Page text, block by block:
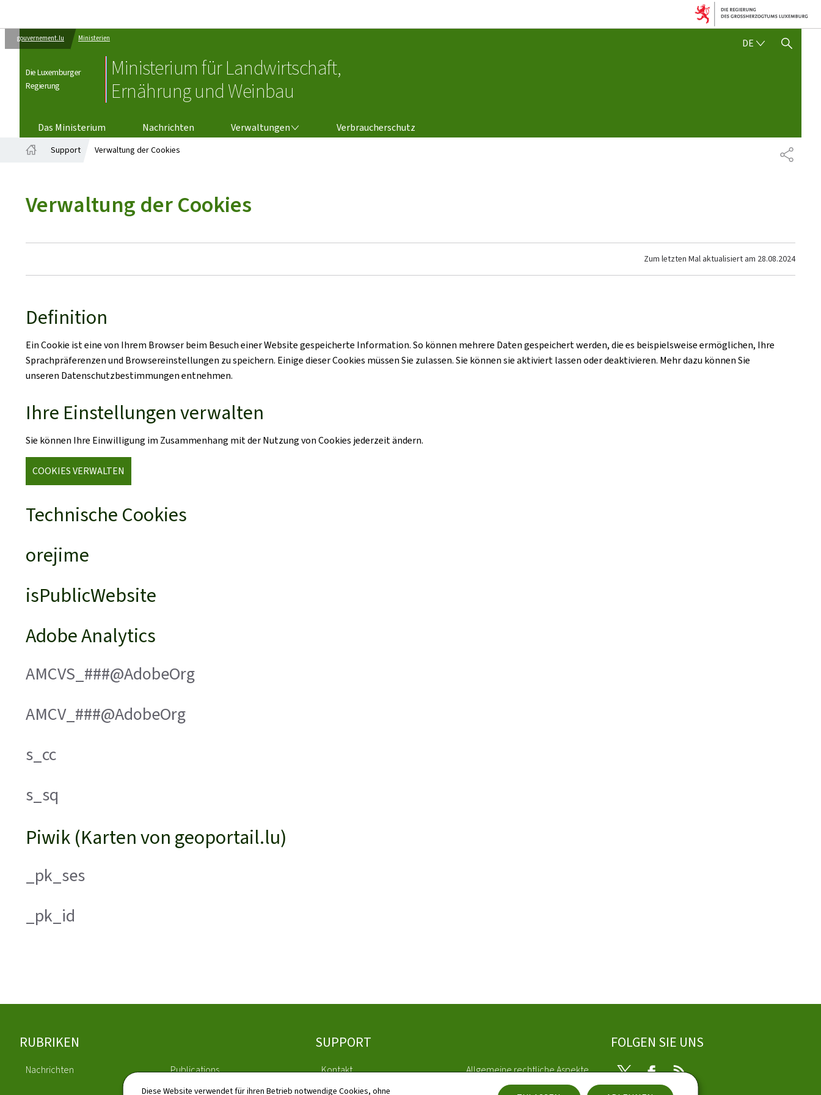
Diese Website verwendet für ihren Betrieb notwendige Cookies, ohne
gouvernement.lu Ministerien
Die Luxemburger
Regierung
Ministerium für Landwirtschaft,
Ernährung und Weinbau
DE DEUTSCH
SUCHFLED ANZEIGEN /
Das Ministerium Nachrichten Verwaltungen
Verbraucherschutz
TEILEN
Support Verwaltung der Cookies
Verwaltung der Cookies
Zum letzten Mal aktualisiert am 28.08.2024
Definition
Ein Cookie ist eine von Ihrem Browser beim Besuch einer Website gespeicherte Information. So können mehrere Daten gespeichert werden, die es beispielsweise ermöglichen, Ihre
Sprachpräferenzen und Browsereinstellungen zu speichern. Einige dieser Cookies müssen Sie zulassen. Sie können sie aktiviert lassen oder deaktivieren. Mehr dazu können Sie
unseren Datenschutzbestimmungen entnehmen.
Ihre Einstellungen verwalten
Sie können Ihre Einwilligung im Zusammenhang mit der Nutzung von Cookies jederzeit ändern.
COOKIES VERWALTEN
Technische Cookies
orejime
isPublicWebsite
Adobe Analytics
AMCVS_###@AdobeOrg
AMCV_###@AdobeOrg
s_cc
s_sq
Piwik (Karten von geoportail.lu)
_pk_ses
_pk_id
Footer
RUBRIKEN
Nachrichten Publications
SUPPORT
Kontakt Allgemeine rechtliche Aspekte
FOLGEN SIE UNS
TwitterFacebook
RSS